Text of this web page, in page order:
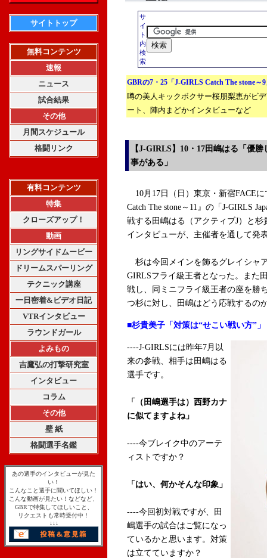
サイトトップ
無料コンテンツ
速報
ニュース
試合結果
その他
月間スケジュール
格闘リンク
有料コンテンツ
特集
クローズアップ！
動画
リングサイドムービー
ドリームスパーリング
テクニック講座
一日密着&ビデオ日記
VTRインタビュー
ラウンドガール
よみもの
吉鷹弘の打撃研究室
インタビュー
コラム
その他
壁 紙
格闘選手名鑑
あの選手のインタビューが見た
い！
こんなこと選手に聞いてほしい！
こんな動画が見たい！などなど、
GBRで特集してほしいこと、
リクエストも常時受付中！
↓↓↓
サ
イ
ト
内
検
索
GBRの7・25「J-GIRLS Catch The stone～
噂の美人キックボクサー桜朋梨恵がビ
ート、陣内まどかインタビューなど
【J-GIRLS】10・17田嶋はる「優
事がある」
10月17日（日）東京・新宿FACE
Catch The stone～11』の「J-GIRLS
戦する田嶋はる（アクティブJ）と
インタビューが、主催者を通して発
杉は今回メインを飾るグレイシャ
GIRLSフライ級王者となった。また
戦し、同ミニフライ級王者の座を勝
つ杉に対し、田嶋はどう応戦するの
■杉貴美子「対策は“せこい戦い方”」
----J-GIRLSには昨年7月以
来の参戦、相手は田嶋はる
選手です。
「（田嶋選手は）西野カナ
に似てますよね」
----今ブレイク中のアーテ
ィストですか？
「はい、何かそんな印象」
----今回初対戦ですが、田
嶋選手の試合はご覧になっ
ているかと思います。対策
は立てていますか？